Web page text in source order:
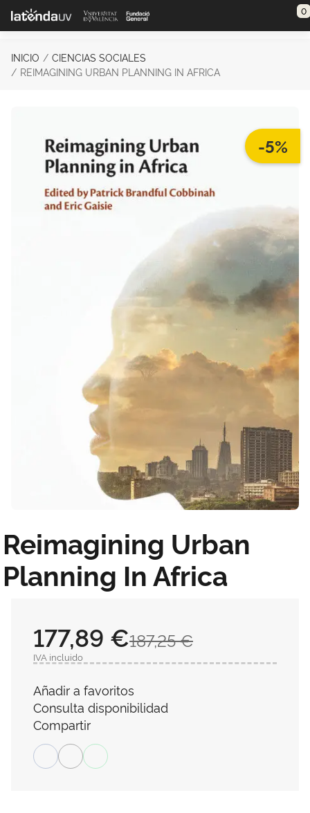
Saltar al contenido principal 0
INICIO
CIENCIAS SOCIALES
REIMAGINING URBAN PLANNING IN AFRICA
-5%
Reimagining Urban
Planning In Africa
187,25 €
177,89 €
IVA incluido
Añadir a favoritos
Consulta disponibilidad
Compartir